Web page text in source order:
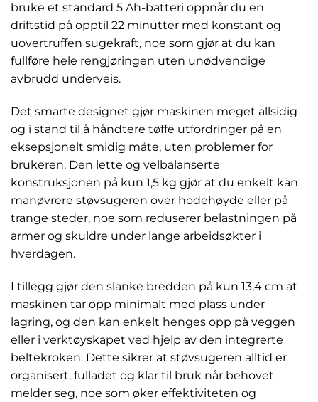
bruke et standard 5 Ah-batteri oppnår du en
driftstid på opptil 22 minutter med konstant og
uovertruffen sugekraft, noe som gjør at du kan
fullføre hele rengjøringen uten unødvendige
avbrudd underveis.
Det smarte designet gjør maskinen meget allsidig
og i stand til å håndtere tøffe utfordringer på en
eksepsjonelt smidig måte, uten problemer for
brukeren. Den lette og velbalanserte
konstruksjonen på kun 1,5 kg gjør at du enkelt kan
manøvrere støvsugeren over hodehøyde eller på
trange steder, noe som reduserer belastningen på
armer og skuldre under lange arbeidsøkter i
hverdagen.
I tillegg gjør den slanke bredden på kun 13,4 cm at
maskinen tar opp minimalt med plass under
lagring, og den kan enkelt henges opp på veggen
eller i verktøyskapet ved hjelp av den integrerte
beltekroken. Dette sikrer at støvsugeren alltid er
organisert, fulladet og klar til bruk når behovet
melder seg, noe som øker effektiviteten og